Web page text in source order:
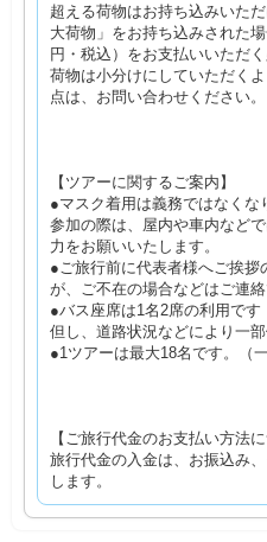
超える荷物はお持ち込みいた
大荷物」をお持ち込みされた
円・税込）をお支払いいただ
荷物は小分けにしていただく
点は、お問い合わせください。
【ツアーに関するご案内】
●マスク着用は義務ではなく
参加の際は、屋内や車内など
力をお願いいたします。
●ご旅行前に代表者様へご挨
が、ご不在の場合などはご連
●バス座席は1名2席の利用です
但し、道路状況などにより一部
●1ツアーは最大18名です。（
【ご旅行代金のお支払い方法に
旅行代金の入金は、お振込み
します。